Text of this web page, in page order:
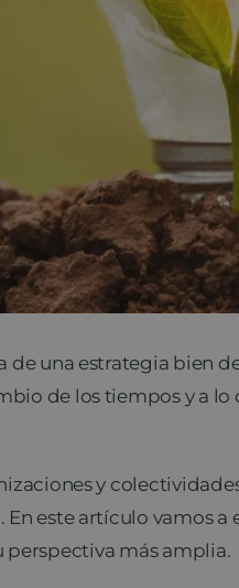
una estrategia bien
de los tiempos y a
y
este artículo vamos a
perspectiva más amplia.